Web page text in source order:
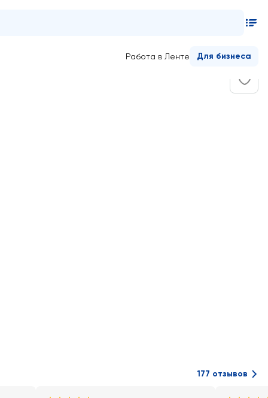
Работа в Ленте Для бизнеса
177 отзывов